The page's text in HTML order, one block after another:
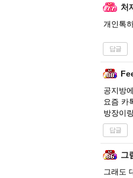
처
개인톡
답글
공지방
요즘 카
방장이
답글
그
그래도